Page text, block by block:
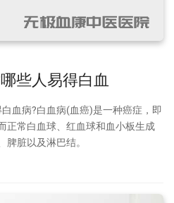
些人易得白血
血病?白血病(血癌)是一种癌症，即
正常白血球、红血球和血小板生成
脏以及淋巴结。